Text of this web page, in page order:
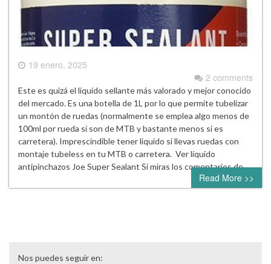
19 enero, 2025
2 comments
Este es quizá el líquido sellante más valorado y mejor conocido
del mercado. Es una botella de 1L por lo que permite tubelizar
un montón de ruedas (normalmente se emplea algo menos de
100ml por rueda si son de MTB y bastante menos si es
carretera). Imprescindible tener liquido si llevas ruedas con
montaje tubeless en tu MTB o carretera. Ver líquido
antipinchazos Joe Super Sealant Si miras los comentarios de…
Read More >>
Nos puedes seguir en: